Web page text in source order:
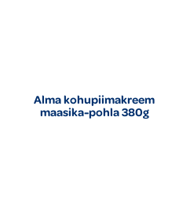
Alma kohupiimakreem
maasika-pohla 380g